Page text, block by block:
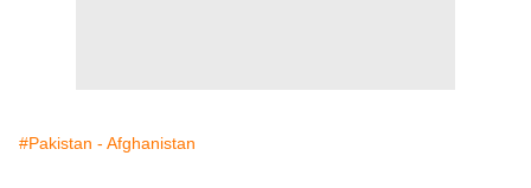
#Pakistan - Afghanistan